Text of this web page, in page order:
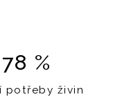
78 %
potřeby živin